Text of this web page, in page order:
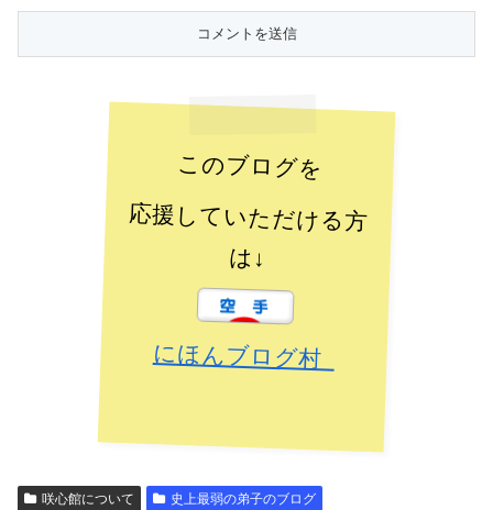
このブログを
応援していただける方
は↓
にほんブログ村
咲心館について 史上最弱の弟子のブログ